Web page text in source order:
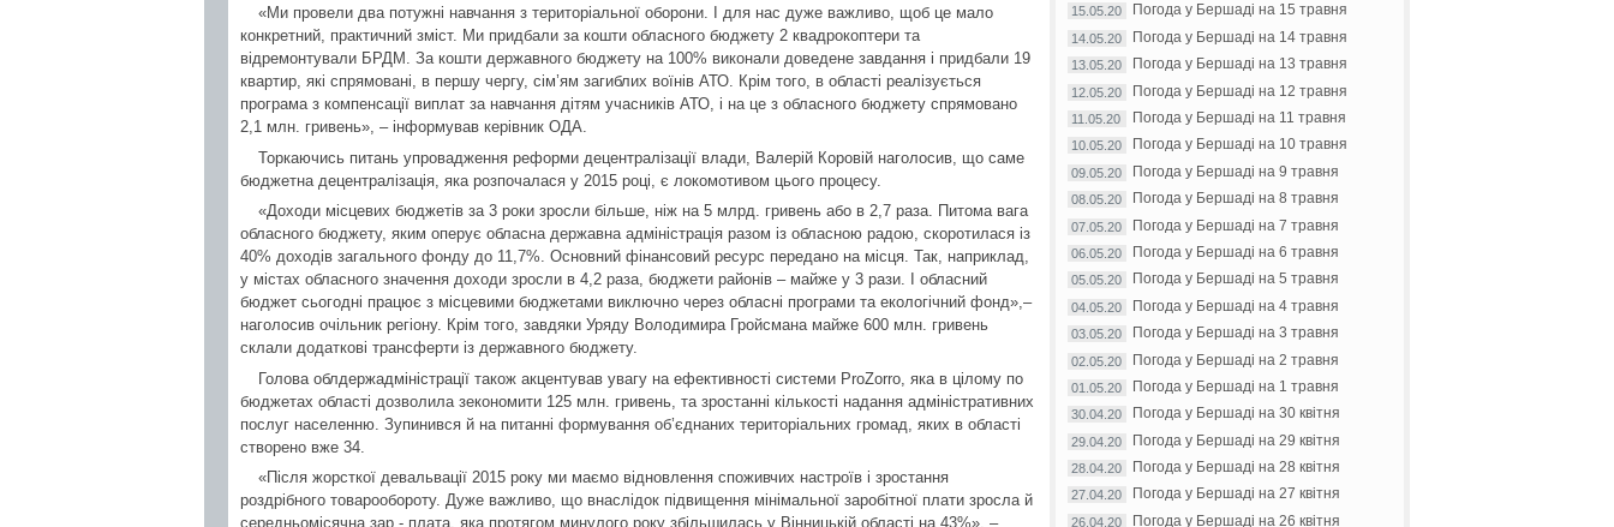
«Ми провели два потужні навчання з територіальної оборони. І для нас дуже важливо, щоб це мало
конкретний, практичний зміст. Ми придбали за кошти обласного бюджету 2 квадрокоптери та
відремонтували БРДМ. За кошти державного бюджету на 100% виконали доведене завдання і придбали 19
квартир, які спрямовані, в першу чергу, сім’ям загиблих воїнів АТО. Крім того, в області реалізується
програма з компенсації виплат за навчання дітям учасників АТО, і на це з обласного бюджету спрямовано
2,1 млн. гривень», – інформував керівник ОДА.
Торкаючись питань упровадження реформи децентралізації влади, Валерій Коровій наголосив, що саме
бюджетна децентралізація, яка розпочалася у 2015 році, є локомотивом цього процесу.
«Доходи місцевих бюджетів за 3 роки зросли більше, ніж на 5 млрд. гривень або в 2,7 раза. Питома вага
обласного бюджету, яким оперує обласна державна адміністрація разом із обласною радою, скоротилася із
40% доходів загального фонду до 11,7%. Основний фінансовий ресурс передано на місця. Так, наприклад,
у містах обласного значення доходи зросли в 4,2 раза, бюджети районів – майже у 3 рази. І обласний
бюджет сьогодні працює з місцевими бюджетами виключно через обласні програми та екологічний фонд»,–
наголосив очільник регіону. Крім того, завдяки Уряду Володимира Гройсмана майже 600 млн. гривень
склали додаткові трансферти із державного бюджету.
Голова облдержадміністрації також акцентував увагу на ефективності системи ProZorro, яка в цілому по
бюджетах області дозволила зекономити 125 млн. гривень, та зростанні кількості надання адміністративних
послуг населенню. Зупинився й на питанні формування об’єднаних територіальних громад, яких в області
створено вже 34.
«Після жорсткої девальвації 2015 року ми маємо відновлення споживчих настроїв і зростання
роздрібного товарообороту. Дуже важливо, що внаслідок підвищення мінімальної заробітної плати зросла й
середньомісячна зар - плата, яка протягом минулого року збільшилась у Вінницькій області на 43%», –
15.05.20 Погода у Бершаді на 15 травня
14.05.20 Погода у Бершаді на 14 травня
13.05.20 Погода у Бершаді на 13 травня
12.05.20 Погода у Бершаді на 12 травня
11.05.20 Погода у Бершаді на 11 травня
10.05.20 Погода у Бершаді на 10 травня
09.05.20 Погода у Бершаді на 9 травня
08.05.20 Погода у Бершаді на 8 травня
07.05.20 Погода у Бершаді на 7 травня
06.05.20 Погода у Бершаді на 6 травня
05.05.20 Погода у Бершаді на 5 травня
04.05.20 Погода у Бершаді на 4 травня
03.05.20 Погода у Бершаді на 3 травня
02.05.20 Погода у Бершаді на 2 травня
01.05.20 Погода у Бершаді на 1 травня
30.04.20 Погода у Бершаді на 30 квітня
29.04.20 Погода у Бершаді на 29 квітня
28.04.20 Погода у Бершаді на 28 квітня
27.04.20 Погода у Бершаді на 27 квітня
26.04.20 Погода у Бершаді на 26 квітня